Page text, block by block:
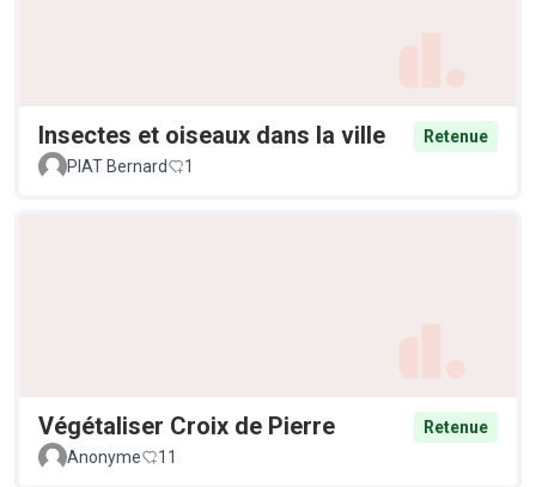
Insectes et oiseaux dans la ville
Retenue
PIAT Bernard
1
Végétaliser Croix de Pierre
Retenue
Anonyme
11